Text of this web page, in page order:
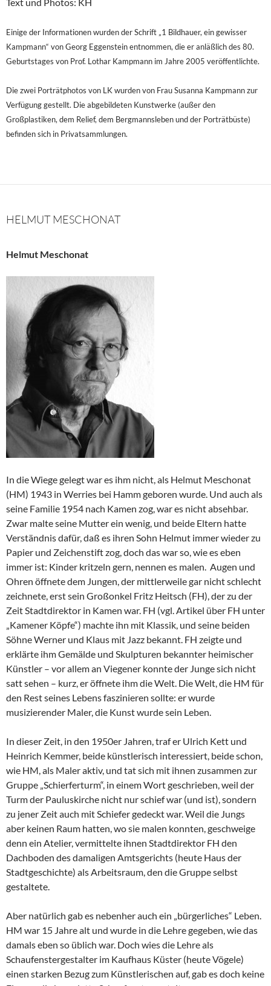
Text und Photos: KH
Einige der Informationen wurden der Schrift „1 Bildhauer, ein gewisser
Kampmann“ von Georg Eggenstein entnommen, die er anläßlich des 80.
Geburtstages von Prof. Lothar Kampmann im Jahre 2005 veröffentlichte.
Die zwei Porträtphotos von LK wurden von Frau Susanna Kampmann zur
Verfügung gestellt. Die abgebildeten Kunstwerke (außer den
Großplastiken, dem Relief, dem Bergmannsleben und der Porträtbüste)
befinden sich in Privatsammlungen.
HELMUT MESCHONAT
Helmut Meschonat
In die Wiege gelegt war es ihm nicht, als Helmut Meschonat
(HM) 1943 in Werries bei Hamm geboren wurde. Und auch als
seine Familie 1954 nach Kamen zog, war es nicht absehbar.
Zwar malte seine Mutter ein wenig, und beide Eltern hatte
Verständnis dafür, daß es ihren Sohn Helmut immer wieder zu
Papier und Zeichenstift zog, doch das war so, wie es eben
immer ist: Kinder kritzeln gern, nennen es malen. Augen und
Ohren öffnete dem Jungen, der mittlerweile gar nicht schlecht
zeichnete, erst sein Großonkel Fritz Heitsch (FH), der zu der
Zeit Stadtdirektor in Kamen war. FH (vgl. Artikel über FH unter
„Kamener Köpfe“) machte ihn mit Klassik, und seine beiden
Söhne Werner und Klaus mit Jazz bekannt. FH zeigte und
erklärte ihm Gemälde und Skulpturen bekannter heimischer
Künstler – vor allem an Viegener konnte der Junge sich nicht
satt sehen – kurz, er öffnete ihm die Welt. Die Welt, die HM für
den Rest seines Lebens faszinieren sollte: er wurde
musizierender Maler, die Kunst wurde sein Leben.
In dieser Zeit, in den 1950er Jahren, traf er Ulrich Kett und
Heinrich Kemmer, beide künstlerisch interessiert, beide schon,
wie HM, als Maler aktiv, und tat sich mit ihnen zusammen zur
Gruppe „Schierferturm“, in einem Wort geschrieben, weil der
Turm der Pauluskirche nicht nur schief war (und ist), sondern
zu jener Zeit auch mit Schiefer gedeckt war. Weil die Jungs
aber keinen Raum hatten, wo sie malen konnten, geschweige
denn ein Atelier, vermittelte ihnen Stadtdirektor FH den
Dachboden des damaligen Amtsgerichts (heute Haus der
Stadtgeschichte) als Arbeitsraum, den die Gruppe selbst
gestaltete.
Aber natürlich gab es nebenher auch ein „bürgerliches“ Leben.
HM war 15 Jahre alt und wurde in die Lehre gegeben, wie das
damals eben so üblich war. Doch wies die Lehre als
Schaufenstergestalter im Kaufhaus Küster (heute Vögele)
einen starken Bezug zum Künstlerischen auf, gab es doch keine